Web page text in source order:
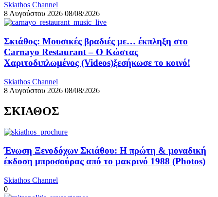
Skiathos Channel
8 Αυγούστου 2026 08/08/2026
Σκιάθος: Μουσικές βραδιές με… έκπληξη στο
Carnayo Restaurant – Ο Κώστας
Χαριτοδιπλωμένος (Videos)ξεσήκωσε το κοινό!
Skiathos Channel
8 Αυγούστου 2026 08/08/2026
ΣΚΙΑΘΟΣ
Ένωση Ξενοδόχων Σκιάθου: Η πρώτη & μοναδική
έκδοση μπροσούρας από το μακρινό 1988 (Photos)
Skiathos Channel
0